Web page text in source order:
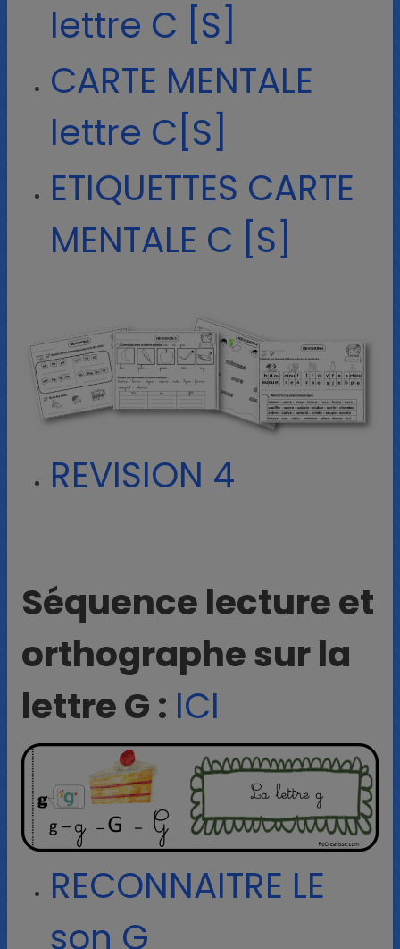
lettre C [S]
CARTE MENTALE
lettre C[S]
ETIQUETTES CARTE
MENTALE C [S]
REVISION 4
Séquence lecture et
orthographe sur la
lettre G : ICI
RECONNAITRE LE
son G